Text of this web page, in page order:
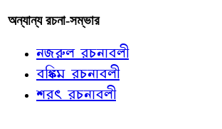
অন্যান্য রচনা-সম্ভার
নজরুল রচনাবলী
বঙ্কিম রচনাবলী
শরৎ রচনাবলী